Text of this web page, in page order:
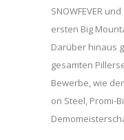
SNOWFEVER
ersten Big
Darüber hinaus
gesamten
Bewerbe, wie
on Steel, Promi-